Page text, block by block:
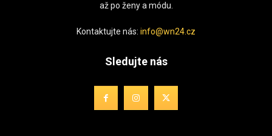
až po ženy a módu.
Kontaktujte nás: info@wn24.cz
Sledujte nás